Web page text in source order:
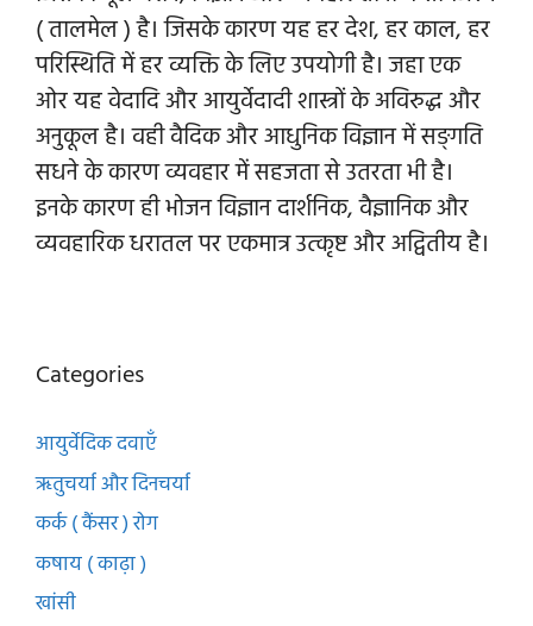
( तालमेल ) है। जिसके कारण यह हर देश, हर काल, हर
परिस्थिति में हर व्यक्ति के लिए उपयोगी है। जहा एक
ओर यह वेदादि और आयुर्वेदादी शास्त्रों के अविरुद्ध और
अनुकूल है। वही वैदिक और आधुनिक विज्ञान में सङ्गति
सधने के कारण व्यवहार में सहजता से उतरता भी है।
इनके कारण ही भोजन विज्ञान दार्शनिक, वैज्ञानिक और
व्यवहारिक धरातल पर एकमात्र उत्कृष्ट और अद्वितीय है।
Categories
आयुर्वेदिक दवाएँ
ऋतुचर्या और दिनचर्या
कर्क ( कैंसर ) रोग
कषाय ( काढ़ा )
खांसी